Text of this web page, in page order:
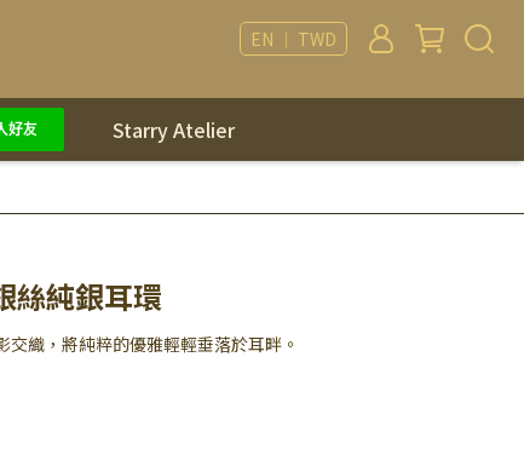
EN ｜ TWD
Starry Atelier
絲純銀耳環
交織，將純粹的優雅輕輕垂落於耳畔。